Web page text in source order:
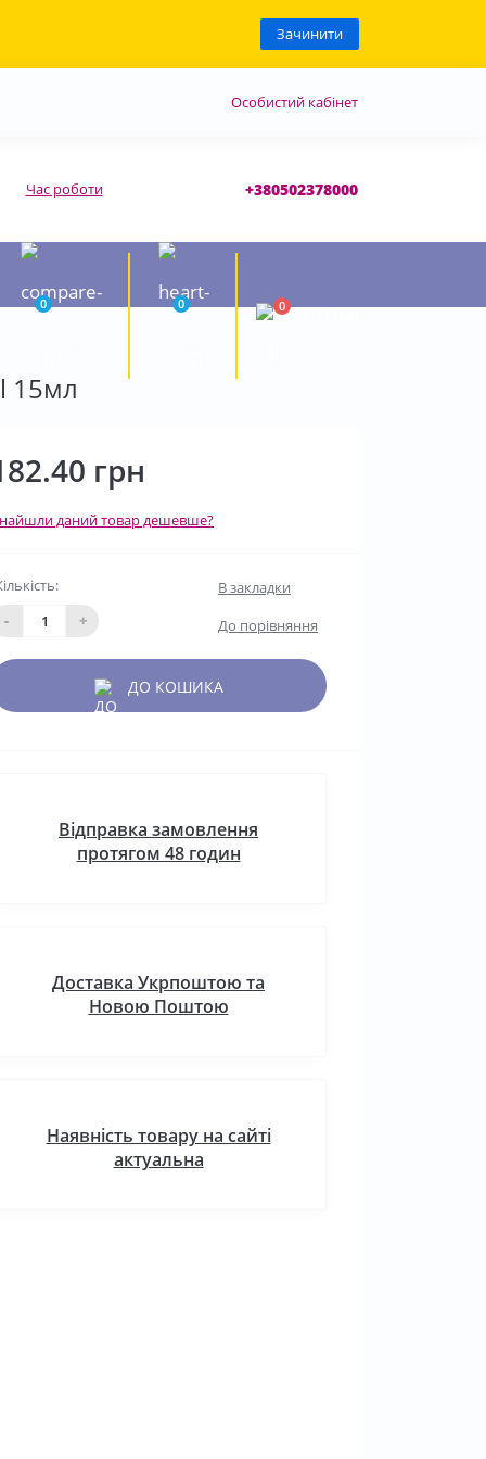
Зачинити
Особистий кабінет
Час роботи +380502378000
0 0 0
15мл
грн
даний товар дешевше?
-
+
В закладки
До порівняння
ДО КОШИКА
Відправка замовлення
протягом 48 годин
Доставка Укрпоштою та
Новою Поштою
Наявність товару на сайті
актуальна